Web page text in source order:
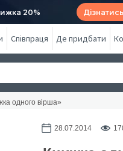
20%
Співпраця Де придбати
одного вірша»
28.07.2014